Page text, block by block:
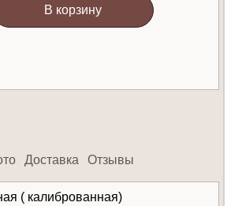
В корзину
Доставка Отзывы
( калиброванная)